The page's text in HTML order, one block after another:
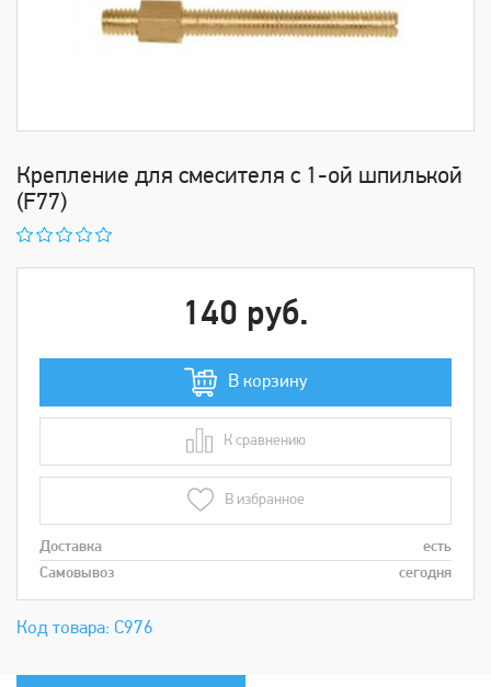
Крепление для смесителя с 1-ой шпилькой
(F77)
Код товара: С976
140 руб.
В корзину
К сравнению
В сравнении
В избранное
Доставка
есть
Самовывоз
сегодня